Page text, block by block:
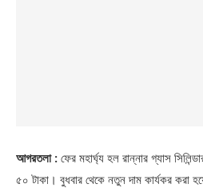
আগরতলা : ফের মহার্ঘ্য হল রান্নার গ্যাস
৫০ টাকা। বুধবার থেকে নতুন দাম কার্যকর করা